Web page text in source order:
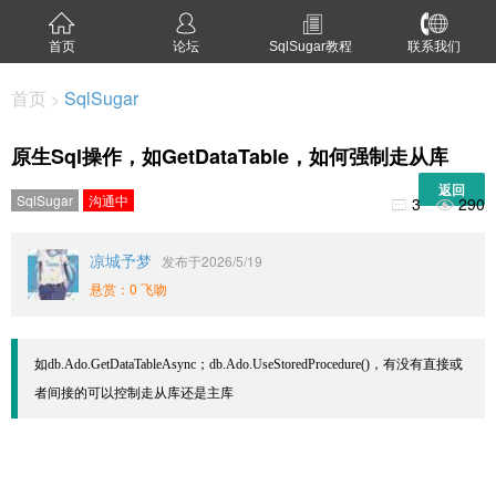
首页 论坛 SqlSugar教程 联系我们
首页 > SqlSugar
原生Sql操作，如GetDataTable，如何强制走从库
返回
SqlSugar 沟通中  3 290
凉城予梦
发布于2026/5/19
悬赏：0 飞吻
如db.Ado.GetDataTableAsync；db.Ado.UseStoredProcedure()，有没有直接或
者间接的可以控制走从库还是主库